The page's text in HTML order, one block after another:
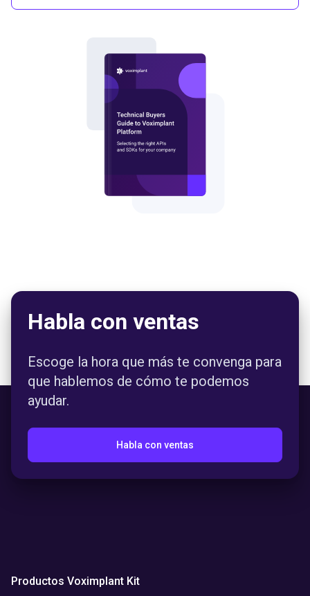
Habla con ventas
Escoge la hora que más te convenga para
que hablemos de cómo te podemos
ayudar.
Habla con ventas
Productos Voximplant Kit